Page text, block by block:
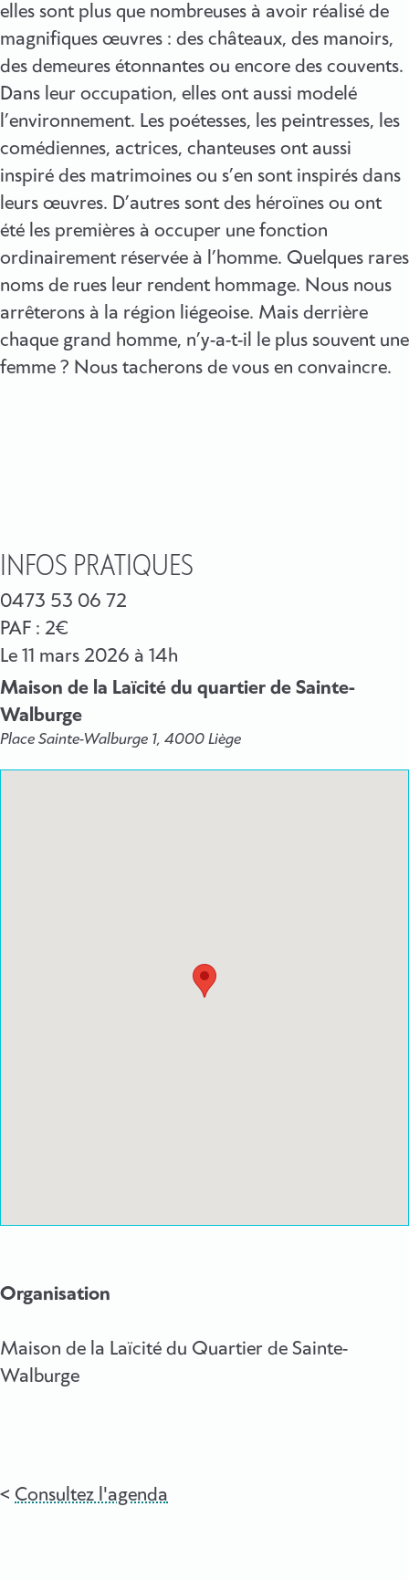
elles sont plus que nombreuses à avoir réalisé de
magnifiques œuvres : des châteaux, des manoirs,
des demeures étonnantes ou encore des couvents.
Dans leur occupation, elles ont aussi modelé
l’environnement. Les poétesses, les peintresses, les
comédiennes, actrices, chanteuses ont aussi
inspiré des matrimoines ou s’en sont inspirés dans
leurs œuvres. D’autres sont des héroïnes ou ont
été les premières à occuper une fonction
ordinairement réservée à l’homme. Quelques rares
noms de rues leur rendent hommage. Nous nous
arrêterons à la région liégeoise. Mais derrière
chaque grand homme, n’y-a-t-il le plus souvent une
femme ? Nous tacherons de vous en convaincre.
INFOS PRATIQUES
0473 53 06 72
PAF : 2€
Le 11 mars 2026 à 14h
Maison de la Laïcité du quartier de Sainte-
Walburge
Place Sainte-Walburge 1, 4000 Liège
Organisation
Maison de la Laïcité du Quartier de Sainte-
Walburge
Consultez l'agenda